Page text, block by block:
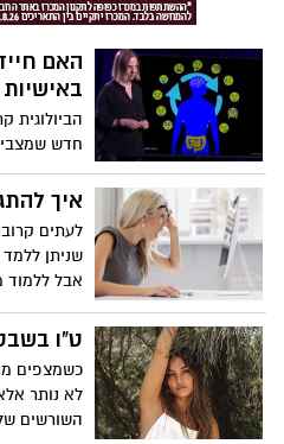
לפניכם על
האם
הביולוגית
חדש
במעיים
עיקריים
האופן
את האופן
את
הפנימי
איך
לעתים
שניתן
אבל ללמוד
עצבנות,
לשליטה?
של למידה
צמיחה.
ט"ו
כשמצפים
לא נותר
השורשים